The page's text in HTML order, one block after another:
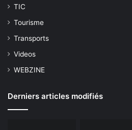
TIC
Tourisme
Transports
Videos
WEBZINE
Derniers articles modifiés